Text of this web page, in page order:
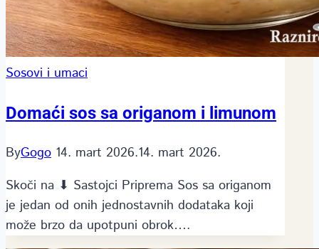
Sosovi i umaci
Domaći sos sa origanom i limunom
ByGogo 14. mart 2026.14. mart 2026.
Skoči na ⬇ Sastojci Priprema Sos sa origanom
je jedan od onih jednostavnih dodataka koji
može brzo da upotpuni obrok….